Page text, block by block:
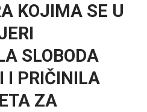
KOJIMA SE U
SLOBODA
I PRIČINILA
ZA